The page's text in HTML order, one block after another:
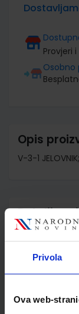
Privola
Ova web-
Provjeri
Osobno
Opis
V-3-1
Detalji
Šifra